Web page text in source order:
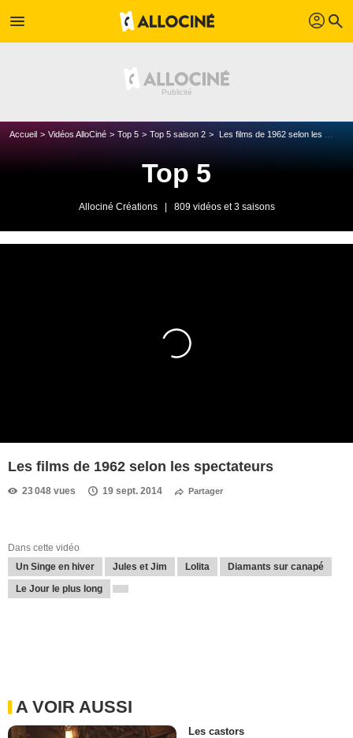
menu profil search
Accueil Vidéos AlloCiné Top 5 Top 5 saison 2 Les films de 1962 selon les spectateurs
Top 5
Allociné Créations 809 vidéos et 3 saisons
Les films de 1962 selon les spectateurs
23 048 vues 19 sept. 2014 Partager
Dans cette vidéo
Un Singe en hiver
Jules et Jim Lolita Diamants sur canapé
Le Jour le plus long
A VOIR AUSSI
Les castors